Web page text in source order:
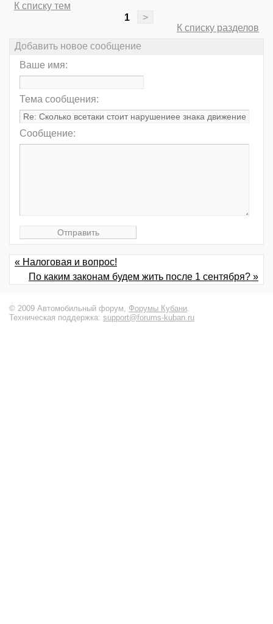
К списку тем
1
>
К списку разделов
Добавить новое сообщение
Ваше имя:
Тема сообщения:
Сообщение:
« Налоговая и вопрос!
По каким законам будем жить после 1 сентября? »
© 2009 Автомобильный форум, Форумы Кубани.
Техническая поддержка: support@forums-kuban.ru